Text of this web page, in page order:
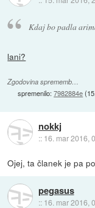
Kdaj bo padla
lani?
Zgodovina sprememb…
spremenilo:7982884e(
nokkj
:: 16. mar 2016,
Ojej, ta članek je pa
pegasus
:: 16. mar 2016,